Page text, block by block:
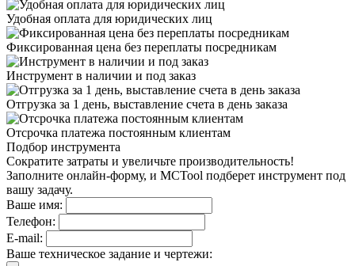
Удобная оплата для юридических лиц
Фиксированная цена без переплаты посредникам
Инструмент в наличии и под заказ
Отгрузка за 1 день, выставление счета в день заказа
Отсрочка платежа постоянным клиентам
Подбор инструмента
Сократите затраты и увеличьте производительность!
Заполните онлайн-форму, и MCTool подберет инструмент под
вашу задачу.
Ваше имя:
Телефон:
E-mail:
Ваше техническое задание и чертежи: